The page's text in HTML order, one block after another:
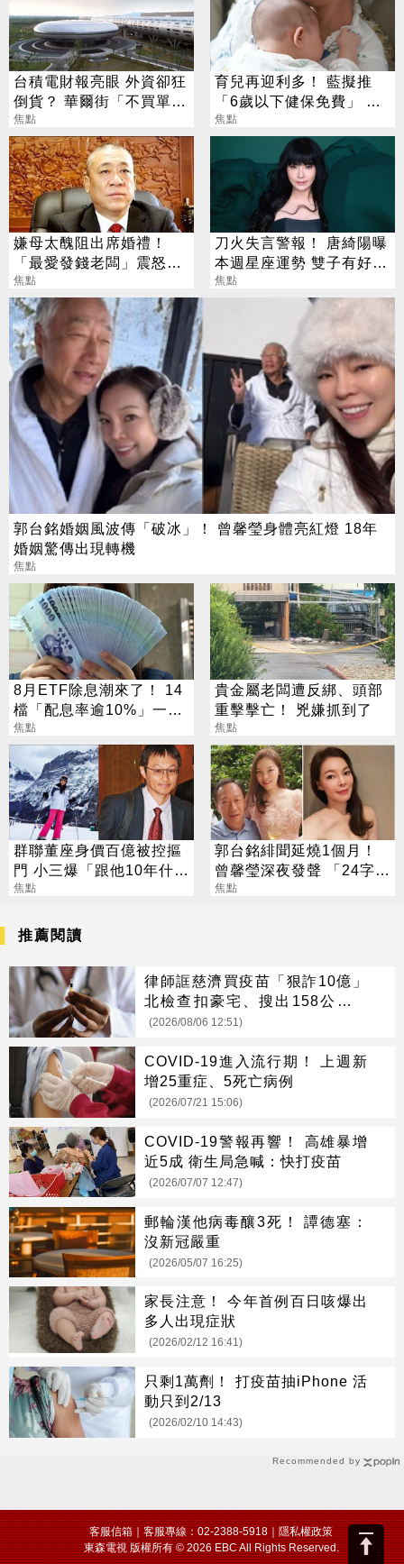
台積電財報亮眼 外資卻狂
倒貨？ 華爾街「不買單」
背後原因曝光
焦點
育兒再迎利多！ 藍擬推
「6歲以下健保免費」 每
年減輕近萬元負擔
焦點
嫌母太醜阻出席婚禮！
「最愛發錢老闆」震怒開
除：我看不起你
焦點
刀火失言警報！ 唐綺陽曝
本週星座運勢 雙子有好消
息、獅子談判順利
焦點
郭台銘婚姻風波傳「破冰」！ 曾馨瑩身體亮紅燈 18年
婚姻驚傳出現轉機
焦點
8月ETF除息潮來了！ 14
檔「配息率逾10%」一次
看
焦點
貴金屬老闆遭反綁、頭部
重擊擊亡！ 兇嫌抓到了
焦點
群聯董座身價百億被控摳
門 小三爆「跟他10年什麼
都沒有」
焦點
郭台銘緋聞延燒1個月！
曾馨瑩深夜發聲 「24字」
吐盡最心繫的事
焦點
Recommended by
推薦閱讀
律師誆慈濟買疫苗「狠詐10億」
北檢查扣豪宅、搜出158公斤黃
金
(2026/08/06 12:51)
COVID-19進入流行期！ 上週新
增25重症、5死亡病例
(2026/07/21 15:06)
COVID-19警報再響！ 高雄暴增
近5成 衛生局急喊：快打疫苗
(2026/07/07 12:47)
郵輪漢他病毒釀3死！ 譚德塞：
沒新冠嚴重
(2026/05/07 16:25)
家長注意！ 今年首例百日咳爆出
多人出現症狀
(2026/02/12 16:41)
只剩1萬劑！ 打疫苗抽iPhone 活
動只到2/13
(2026/02/10 14:43)
客服信箱｜客服專線：02-2388-5918｜隱私權政策
東森電視 版權所有 © 2026 EBC All Rights Reserved.